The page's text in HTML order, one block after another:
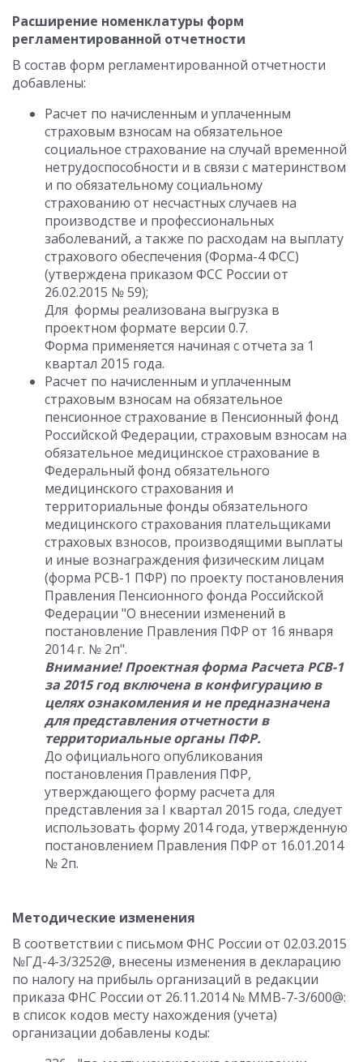
Расширение номенклатуры форм
регламентированной отчетности
В состав форм регламентированной отчетности
добавлены:
Расчет по начисленным и уплаченным
страховым взносам на обязательное
социальное страхование на случай временной
нетрудоспособности и в связи с материнством
и по обязательному социальному
страхованию от несчастных случаев на
производстве и профессиональных
заболеваний, а также по расходам на выплату
страхового обеспечения (Форма-4 ФСС)
(утверждена приказом ФСС России от
26.02.2015 № 59);
Для формы реализована выгрузка в
проектном формате версии 0.7.
Форма применяется начиная с отчета за 1
квартал 2015 года.
Расчет по начисленным и уплаченным
страховым взносам на обязательное
пенсионное страхование в Пенсионный фонд
Российской Федерации, страховым взносам на
обязательное медицинское страхование в
Федеральный фонд обязательного
медицинского страхования и
территориальные фонды обязательного
медицинского страхования плательщиками
страховых взносов, производящими выплаты
и иные вознаграждения физическим лицам
(форма РСВ-1 ПФР) по проекту постановления
Правления Пенсионного фонда Российской
Федерации "О внесении изменений в
постановление Правления ПФР от 16 января
2014 г. № 2п".
Внимание! Проектная форма Расчета РСВ-1
за 2015 год включена в конфигурацию в
целях ознакомления и не предназначена
для представления отчетности в
территориальные органы ПФР.
До официального опубликования
постановления Правления ПФР,
утверждающего форму расчета для
представления за I квартал 2015 года, следует
использовать форму 2014 года, утвержденную
постановлением Правления ПФР от 16.01.2014
№ 2п.
Методические изменения
В соответствии с письмом ФНС России от 02.03.2015
№ГД-4-3/3252@, внесены изменения в декларацию
по налогу на прибыль организаций в редакции
приказа ФНС России от 26.11.2014 № ММВ-7-3/600@:
в список кодов месту нахождения (учета)
организации добавлены коды: